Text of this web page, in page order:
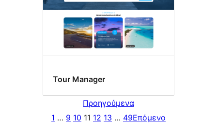
Tour Manager
Προηγούμενα
1 … 9 10 11 12 13 … 49Επόμενο